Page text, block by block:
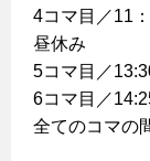
4コマ目／11
昼休み
5コマ目／
6コマ目／
全てのコマの